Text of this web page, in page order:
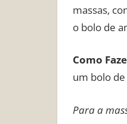
massas,
o bolo de
Como
um bolo
Para a